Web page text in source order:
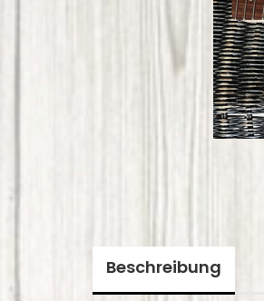
Beschreibung